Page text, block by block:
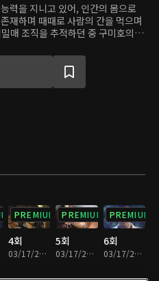
력을 지니고 있어, 인간의 몸으로
재하며 때때로 사람의 간을 먹으며
매 조직을 추적하던 중 구미호의 존
에서 민우를 만난다. 두 사람은 어
를 감추며 헤어졌다. 다시 만난 두
무영은 두 사람의 사이를 불안한
PREMIUM
4회
03/17/2023 • 1시간
PREMIUM
5회
03/17/2023 • 1시간
PREMIUM
6회
03/17/2023 • 1시간 2분